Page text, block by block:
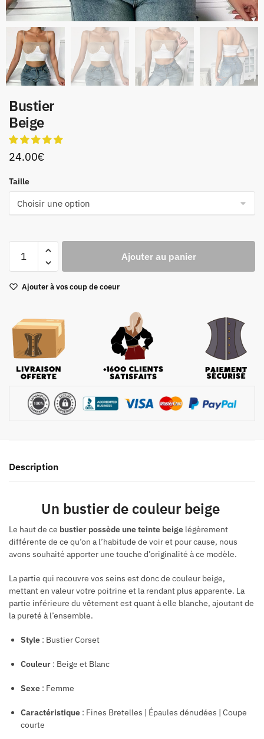
Bustier
Beige
24.00€
Taille
Beige
Ajouter au panier
Ajouter à vos coup de coeur
Description
Un bustier de couleur beige
Le haut de ce bustier possède une teinte beige légèrement
différente de ce qu’on a l’habitude de voir et pour cause, nous
avons souhaité apporter une touche d’originalité à ce modèle.
La partie qui recouvre vos seins est donc de couleur beige,
mettant en valeur votre poitrine et la rendant plus apparente. La
partie inférieure du vêtement est quant à elle blanche, ajoutant de
la pureté à l’ensemble.
Style : Bustier Corset
Couleur : Beige et Blanc
Sexe : Femme
Caractéristique : Fines Bretelles | Épaules dénudées | Coupe
courte